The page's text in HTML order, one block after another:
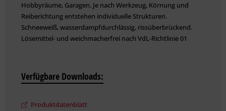
Hobbyräume, Garagen. Je nach Werkzeug, Körnung und
Reiberichtung entstehen individuelle Strukturen.
Schneeweiß, wasserdampfdurchlässig, rissüberbrückend.
Lösemittel- und weichmacherfrei nach VdL-Richtlinie 01
Verfügbare Downloads:
Produktdatenblatt